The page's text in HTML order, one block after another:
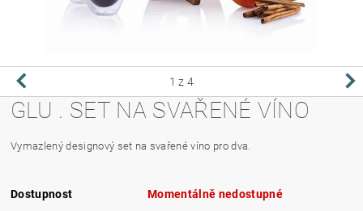
1 z 4
GLU . SET NA SVAŘENÉ VÍNO
Vymazlený designový set na svařené víno pro dva.
Dostupnost
Momentálně nedostupné